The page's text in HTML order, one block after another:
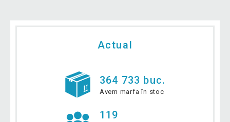
Actual
364 733 buc.
Avem marfa în stoc
119